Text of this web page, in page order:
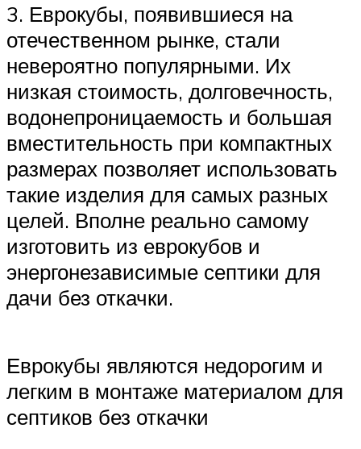
3. Еврокубы, появившиеся на
отечественном рынке, стали
невероятно популярными. Их
низкая стоимость, долговечность,
водонепроницаемость и большая
вместительность при компактных
размерах позволяет использовать
такие изделия для самых разных
целей. Вполне реально самому
изготовить из еврокубов и
энергонезависимые септики для
дачи без откачки.
Еврокубы являются недорогим и
легким в монтаже материалом для
септиков без откачки